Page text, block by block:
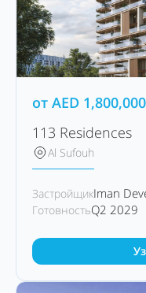
от AED 1,800,000
113 Residences
Al Sufouh
ЗастройщикIman
ГотовностьQ2 2029